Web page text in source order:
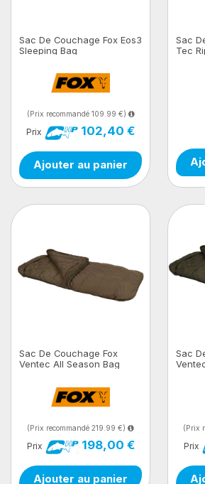
Sac De Couchage Fox Eos3
Sleeping Bag
(Prix recommandé 109.99 €)
Prix 102,40 €
Ajouter au panier
Sac
Tec
Sac De Couchage Fox
Ventec All Season Bag
(Prix recommandé 219.99 €)
Prix 198,00 €
Ajouter au panier
Sac
(Prix
Prix